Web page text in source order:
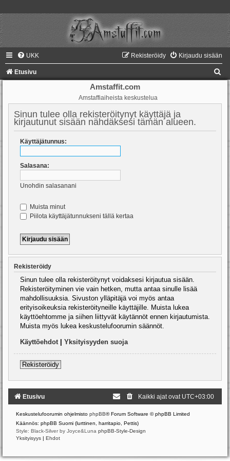
UKK Kirjaudu sisään
Rekisteröidy
Etusivu
Amstaffit.com
Amstaffiaiheista keskustelua
Sinun tulee olla rekisteröitynyt käyttäjä ja
kirjautunut sisään nähdäksesi tämän alueen.
Käyttäjätunnus:
Salasana:
Unohdin salasanani
Muista minut
Piilota käyttäjätunnukseni tällä kertaa
Rekisteröidy
Sinun tulee olla rekisteröitynyt voidaksesi kirjautua sisään.
Rekisteröityminen vie vain hetken, mutta antaa sinulle lisää
mahdollisuuksia. Sivuston ylläpitäjä voi myös antaa
erityisoikeuksia rekisteröityneille käyttäjille. Muista lukea
käyttöehtomme ja siihen liittyvät käytännöt ennen kirjautumista.
Muista myös lukea keskustelufoorumin säännöt.
Käyttöehdot Yksityisyyden suoja
Rekisteröidy
Etusivu Kaikki ajat ovat UTC+03:00
Keskustelufoorumin ohjelmisto phpBB® Forum Software © phpBB Limited
Käännös: phpBB Suomi (lurttinen, harritapio, Pettis)
Style: Black-Silver by Joyce&Luna phpBB-Style-Design
Yksityisyys | Ehdot